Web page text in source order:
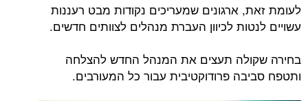
לעומת זאת, ארגונים שמעריכים נקודות מבט רעננות
עשויים לנטות לכיוון העברת מנהלים לצוותים חדשים.
בחירה שקולה תעצים את המנהל החדש להצלחה
ותטפח סביבה פרודוקטיבית עבור כל המעורבים.